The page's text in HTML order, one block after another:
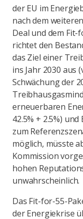
der EU im
nach dem
Deal und dem
richtet den
das Ziel einer
ins Jahr 2030 aus
Schwächung der
erneuerbaren
42.5% + 2.5%)
zum
möglich, müsste
Kommission
hohen
unwahrscheinlich.
Das Fit-for-55-
der Energiekrise